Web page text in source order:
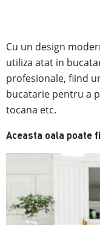
Cu un design
utiliza atat in
profesionale, fiind
bucatarie pentru a
tocana etc.
Aceasta oala poate